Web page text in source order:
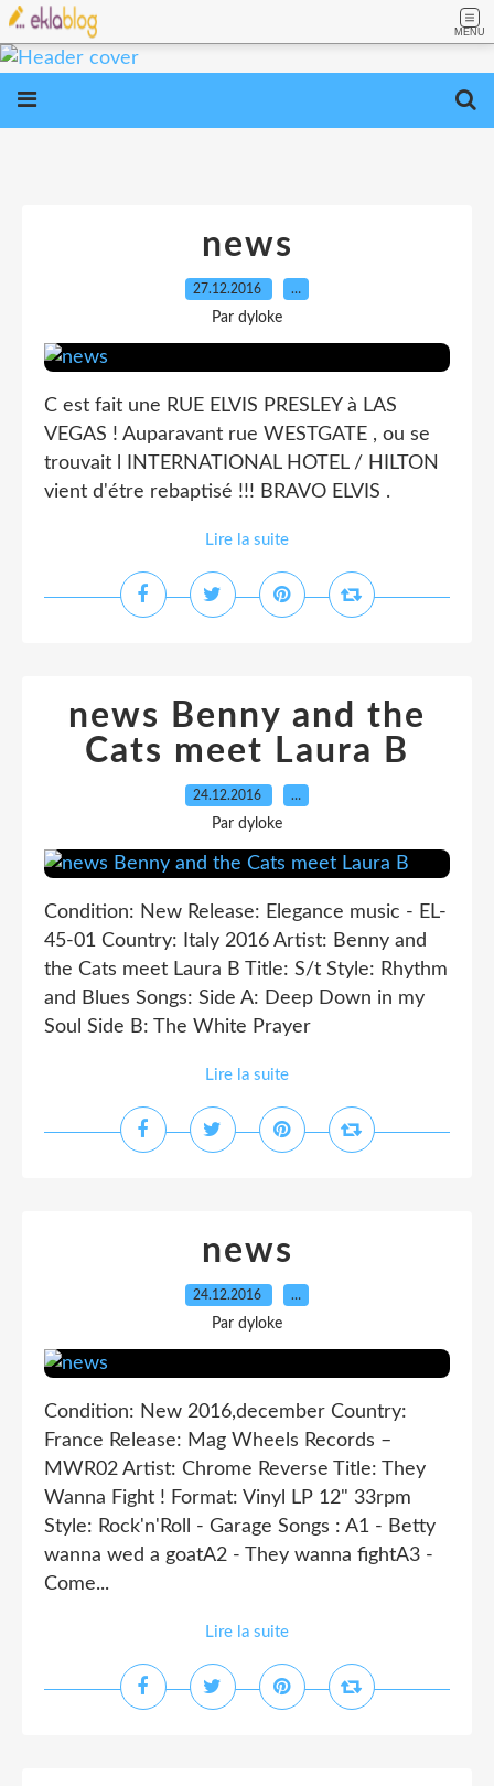
MENU
news
27.12.2016 …
Par dyloke
C est fait une RUE ELVIS PRESLEY à LAS
VEGAS ! Auparavant rue WESTGATE , ou se
trouvait l INTERNATIONAL HOTEL / HILTON
vient d'étre rebaptisé !!! BRAVO ELVIS .
Lire la suite
news Benny and the
Cats meet Laura B
24.12.2016 …
Par dyloke
Condition: New Release: Elegance music - EL-
45-01 Country: Italy 2016 Artist: Benny and
the Cats meet Laura B Title: S/t Style: Rhythm
and Blues Songs: Side A: Deep Down in my
Soul Side B: The White Prayer
Lire la suite
news
24.12.2016 …
Par dyloke
Condition: New 2016,december Country:
France Release: Mag Wheels Records –
MWR02 Artist: Chrome Reverse Title: They
Wanna Fight ! Format: Vinyl LP 12" 33rpm
Style: Rock'n'Roll - Garage Songs : A1 - Betty
wanna wed a goatA2 - They wanna fightA3 -
Come...
Lire la suite